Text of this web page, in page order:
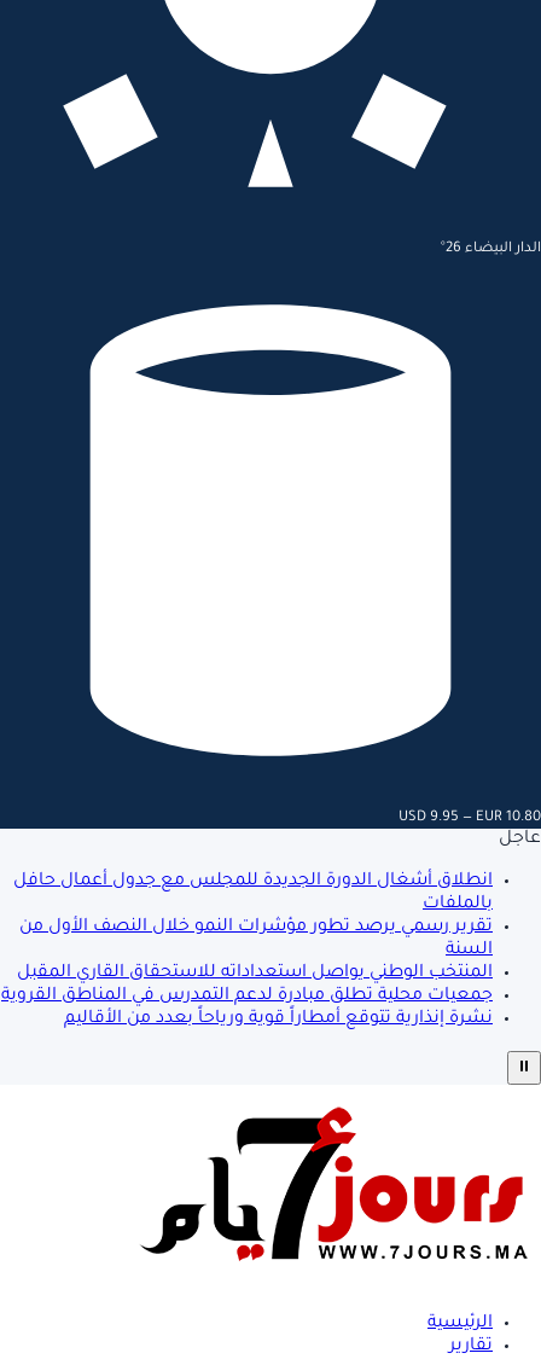
الدار البيضاء 26°
USD 9.95 — EUR 10.80
عاجل
انطلاق أشغال الدورة الجديدة للمجلس مع جدول أعمال حافل
بالملفات
تقرير رسمي يرصد تطور مؤشرات النمو خلال النصف الأول من
السنة
المنتخب الوطني يواصل استعداداته للاستحقاق القاري المقبل
جمعيات محلية تطلق مبادرة لدعم التمدرس في المناطق القروية
نشرة إنذارية تتوقع أمطاراً قوية ورياحاً بعدد من الأقاليم
⏸
الرئيسية
تقارير